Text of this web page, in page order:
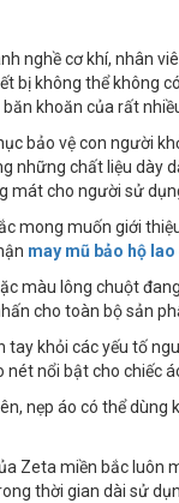
nghề cơ khí, nhân
bị không thể không
khoăn của rất
bảo vệ con người
những chất liệu
mát cho người sử
mong muốn giới
may mũ bảo hộ
màu lông chuột
cho toàn bộ sản
khỏi các yếu tố
nổi bật cho chiếc
nẹp áo có thể
Zeta miền bắc luôn
thời gian dài sử